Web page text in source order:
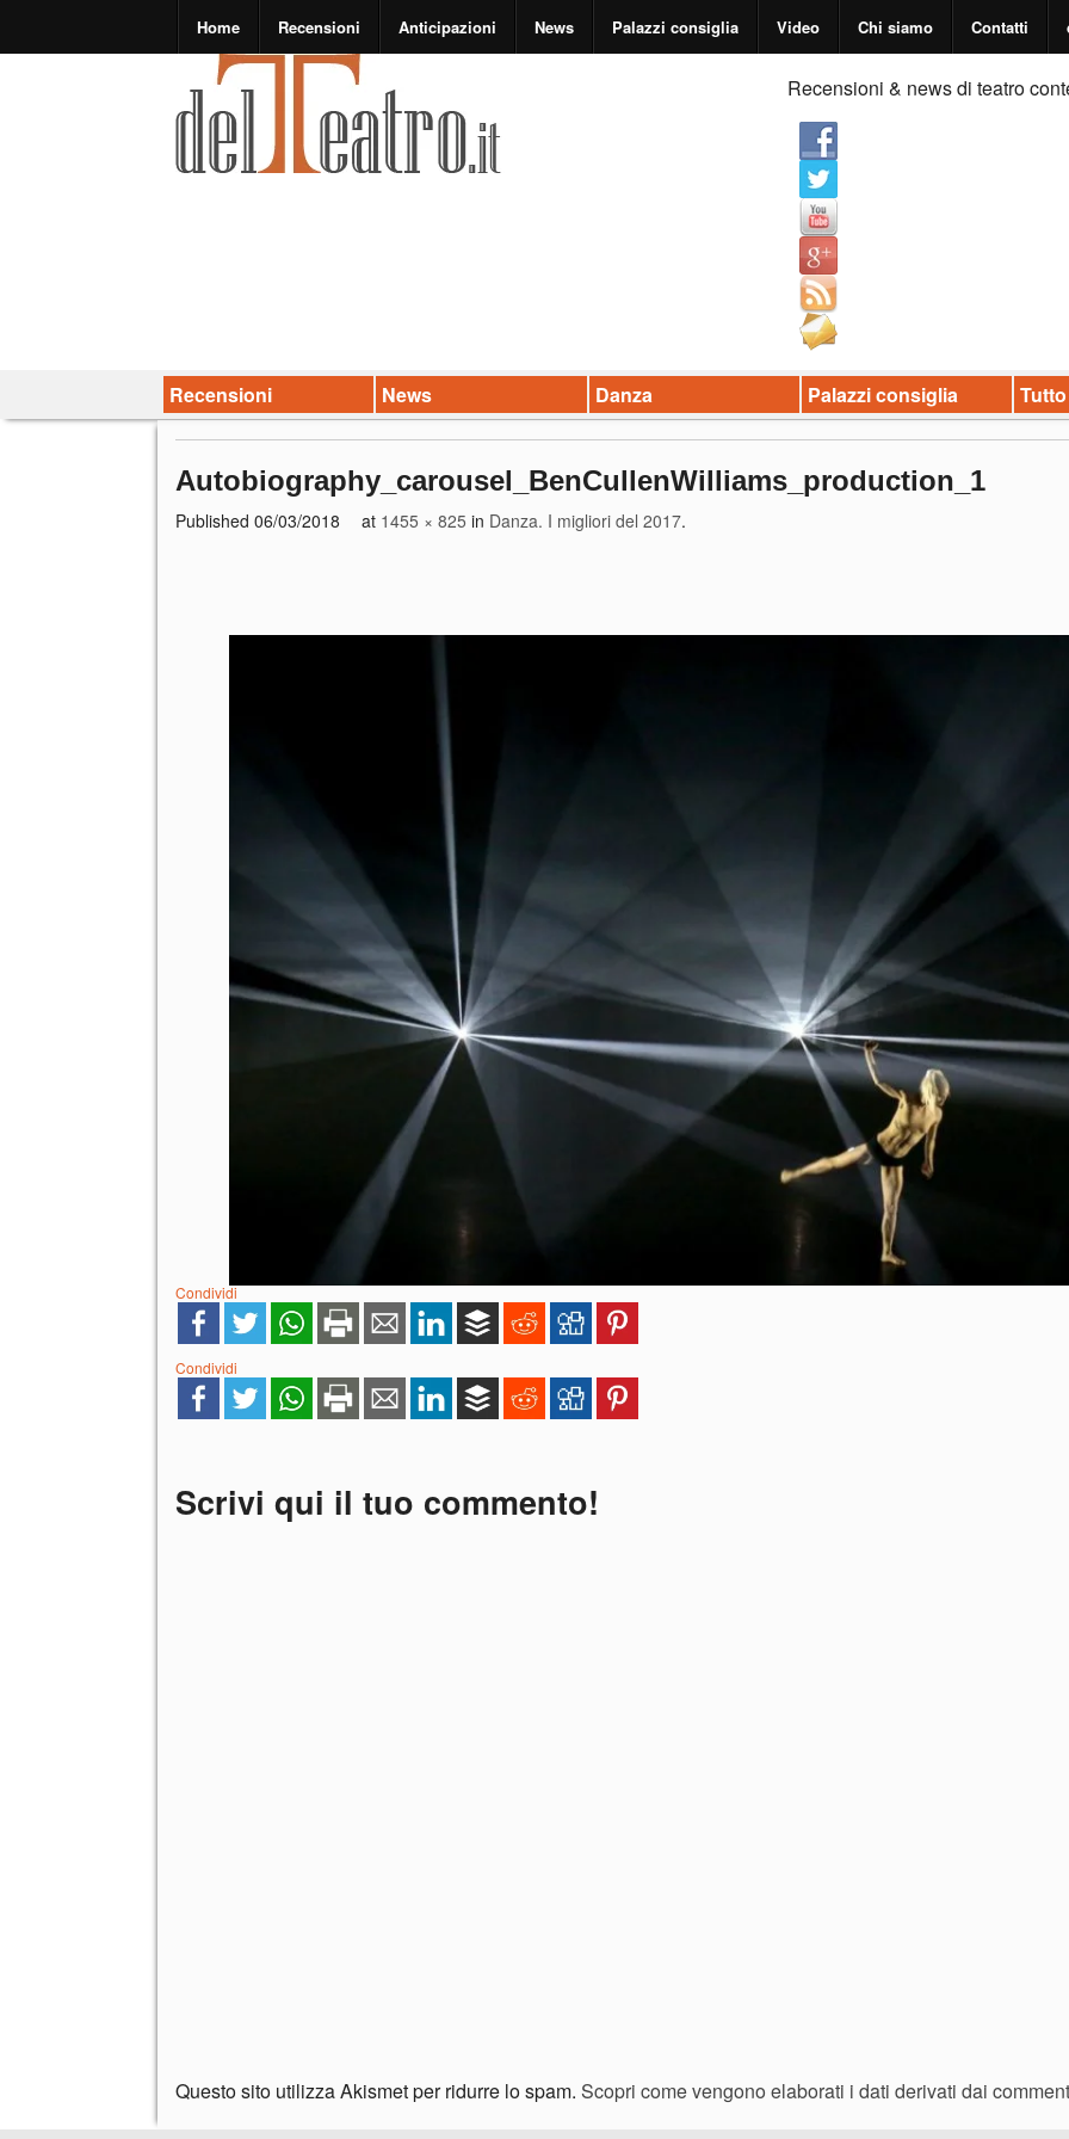
Home Recensioni Anticipazioni News Palazzi consiglia Video Chi siamo Contatti
Recensioni & news di teatro
Recensioni News Danza Palazzi consiglia
Autobiography_carousel_BenCullenWilliams_production_1
Published 06/03/2018 at 1455 × 825 in Danza. I migliori del 2017.
Condividi
Condividi
Scrivi qui il tuo commento!
Questo sito utilizza Akismet per ridurre lo spam. Scopri come vengono elaborati i dati derivati dai